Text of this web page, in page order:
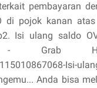
pembayaran
di pojok kanan
Isi ulang saldo
- Grab
Isi-
Anda bisa